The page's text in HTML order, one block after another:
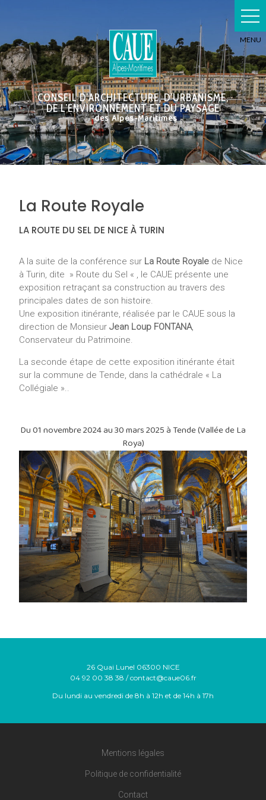
CONSEIL D’ARCHITECTURE, D’URBANISME,
DE L’ENVIRONNEMENT ET DU PAYSAGE
des Alpes-Maritimes
La Route Royale
LA ROUTE DU SEL DE NICE À TURIN
A la suite de la conférence sur La Route Royale de Nice
à Turin, dite » Route du Sel « , le CAUE présente une
exposition retraçant sa construction au travers des
principales dates de son histoire.
Une exposition itinérante, réalisée par le CAUE sous la
direction de MonsieurJean Loup FONTANA,
Conservateur du Patrimoine.
La seconde étape de cette exposition itinérante était
sur la commune de Tende, dans la cathédrale « La
Collégiale »..
Du 01 novembre 2024 au 30 mars 2025 à Tende (Vallée de La
Roya)
26 Quai Lunel 06300 NICE
04 92 00 38 38 / contact@caue06.fr
Du lundi au vendredi de 8h à 12h et de 14h à 17h
Mentions légales
Politique de confidentialité
Contact